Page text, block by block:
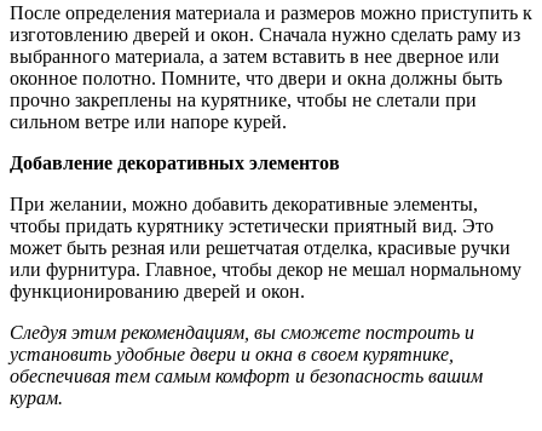
После определения материала и размеров можно приступить к
изготовлению дверей и окон. Сначала нужно сделать раму из
выбранного материала, а затем вставить в нее дверное или
оконное полотно. Помните, что двери и окна должны быть
прочно закреплены на курятнике, чтобы не слетали при
сильном ветре или напоре курей.
Добавление декоративных элементов
При желании, можно добавить декоративные элементы,
чтобы придать курятнику эстетически приятный вид. Это
может быть резная или решетчатая отделка, красивые ручки
или фурнитура. Главное, чтобы декор не мешал нормальному
функционированию дверей и окон.
Следуя этим рекомендациям, вы сможете построить и
установить удобные двери и окна в своем курятнике,
обеспечивая тем самым комфорт и безопасность вашим
курам.